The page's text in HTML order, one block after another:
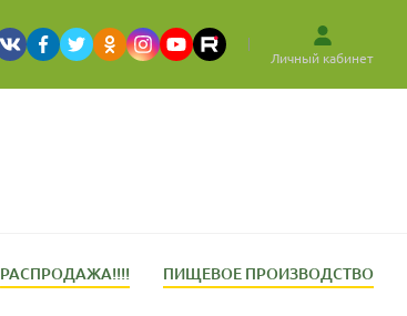
Личный кабинет
РАСПРОДАЖА!!!! ПИЩЕВОЕ ПРОИЗВОДСТВО